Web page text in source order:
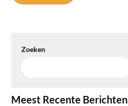
Zoeken
Meest Recente Berichten